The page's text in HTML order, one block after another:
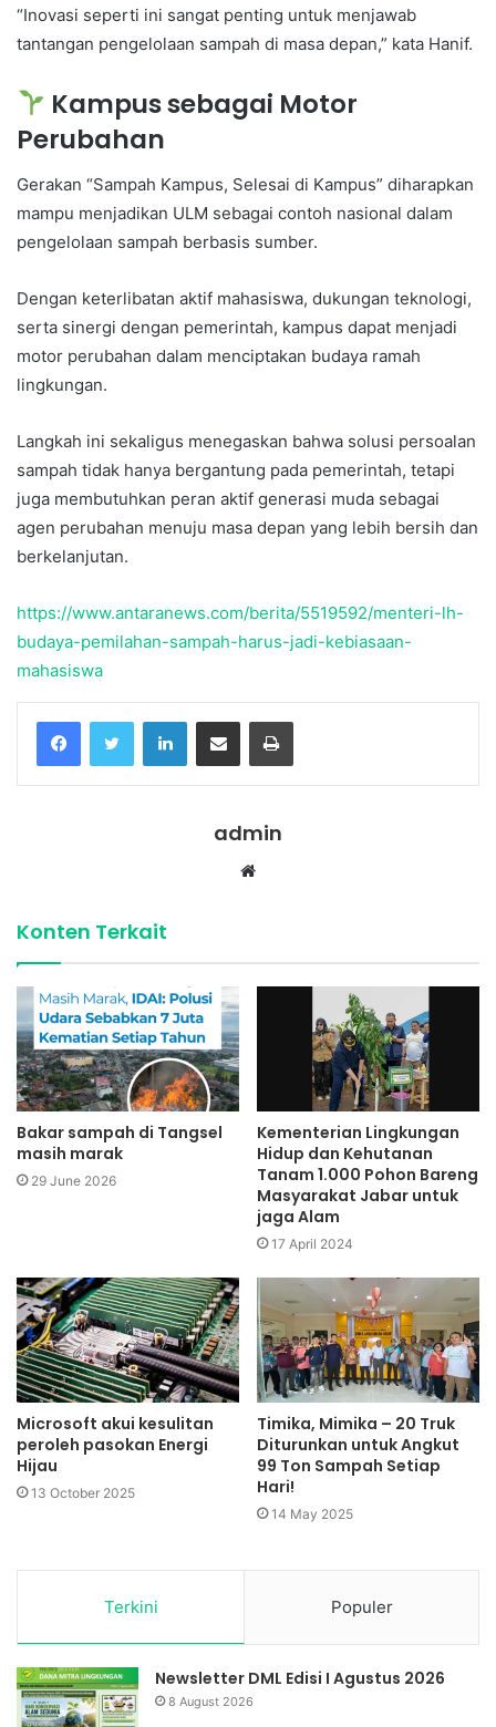
“Inovasi seperti ini sangat penting untuk menjawab
tantangan pengelolaan sampah di masa depan,” kata Hanif.
Kampus sebagai Motor
Perubahan
Gerakan “Sampah Kampus, Selesai di Kampus” diharapkan
mampu menjadikan ULM sebagai contoh nasional dalam
pengelolaan sampah berbasis sumber.
Dengan keterlibatan aktif mahasiswa, dukungan teknologi,
serta sinergi dengan pemerintah, kampus dapat menjadi
motor perubahan dalam menciptakan budaya ramah
lingkungan.
Langkah ini sekaligus menegaskan bahwa solusi persoalan
sampah tidak hanya bergantung pada pemerintah, tetapi
juga membutuhkan peran aktif generasi muda sebagai
agen perubahan menuju masa depan yang lebih bersih dan
berkelanjutan.
https://www.antaranews.com/berita/5519592/menteri-lh-
budaya-pemilahan-sampah-harus-jadi-kebiasaan-
mahasiswa
FacebookTwitter LinkedInShare via Email Print
admin
Website
Konten Terkait
Bakar sampah di Tangsel
masih marak
29 June 2026
Kementerian Lingkungan
Hidup dan Kehutanan
Tanam 1.000 Pohon Bareng
Masyarakat Jabar untuk
jaga Alam
17 April 2024
Microsoft akui kesulitan
peroleh pasokan Energi
Hijau
13 October 2025
Timika, Mimika – 20 Truk
Diturunkan untuk Angkut
99 Ton Sampah Setiap
Hari!
14 May 2025
Terkini Populer
Newsletter DML Edisi I Agustus 2026
8 August 2026